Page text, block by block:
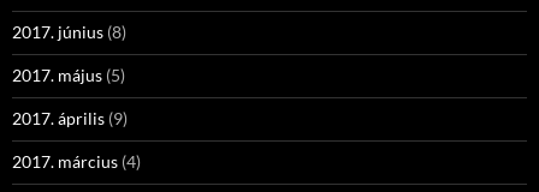
2017. június (8)
2017. május (5)
2017. április (9)
2017. március (4)